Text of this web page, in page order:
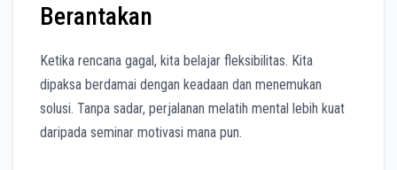
Berantakan
Ketika rencana gagal, kita belajar fleksibilitas. Kita
dipaksa berdamai dengan keadaan dan menemukan
solusi. Tanpa sadar, perjalanan melatih mental lebih kuat
daripada seminar motivasi mana pun.